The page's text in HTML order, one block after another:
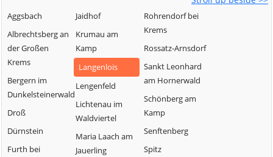
Aggsbach
Albrechtsberg an
der Großen
Krems
Bergern im
Dunkelsteinerwald
Droß
Dürnstein
Furth bei
Jaidhof
Krumau am
Kamp
Langenlois
Lengenfeld
Lichtenau im
Waldviertel
Maria Laach am
Jauerling
Rohrendorf bei
Krems
Rossatz-Arnsdorf
Sankt Leonhard
am Hornerwald
Schönberg am
Kamp
Senftenberg
Spitz